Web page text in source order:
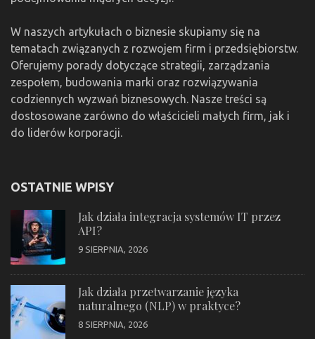
W naszych artykułach o biznesie skupiamy się na
tematach związanych z rozwojem firm i przedsiębiorstw.
Oferujemy porady dotyczące strategii, zarządzania
zespołem, budowania marki oraz rozwiązywania
codziennych wyzwań biznesowych. Nasze treści są
dostosowane zarówno do właścicieli małych firm, jak i
do liderów korporacji.
OSTATNIE WPISY
Jak działa integracja systemów IT przez
API?
9 SIERPNIA, 2026
Jak działa przetwarzanie języka
naturalnego (NLP) w praktyce?
8 SIERPNIA, 2026